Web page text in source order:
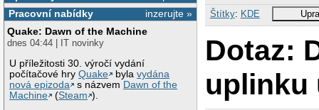
inzerujte »
Pracovní nabídky
Quake: Dawn of the Machine
dnes 04:44 | IT novinky
U příležitosti 30. výročí vydání
počítačové hryQuake bylavydána
nová epizoda
s názvem Dawn of the
Machine
(Steam ).
Štítky: KDE
Dotaz:
uplinku